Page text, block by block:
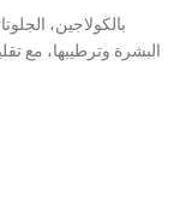
البشرة وترطيبها، مع